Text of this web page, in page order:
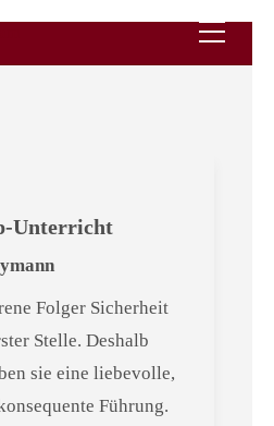
Unterricht
Folger Sicherheit
Stelle. Deshalb
sie eine liebevolle,
Führung.